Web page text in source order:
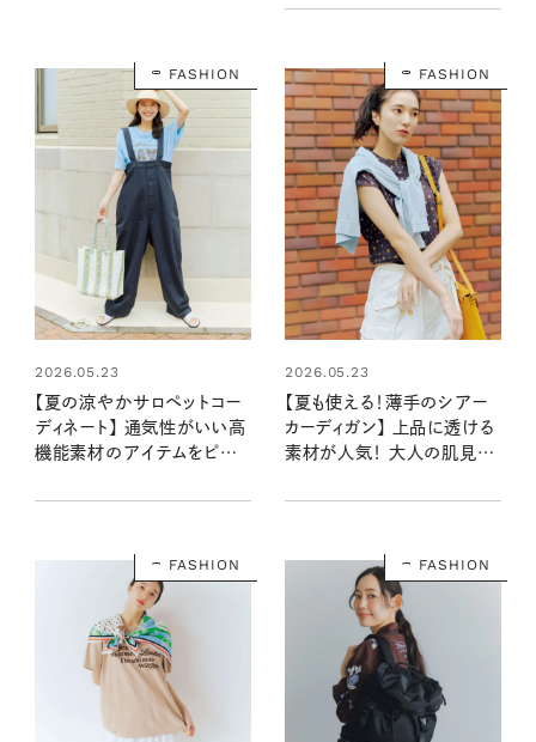
デル
FASHION
2026.05.23
【夏の涼やかサロペットコー
ディネート】 通気性がいい高
機能素材のアイテムをピック
FASHION
2026.05.23
【夏も使える！薄手のシアー
カーディガン】 上品に透ける
素材が人気！ 大人の肌見せ
FASHION FASHION